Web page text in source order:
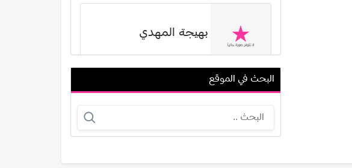
بهيجة المهدي
البحث في الموقع